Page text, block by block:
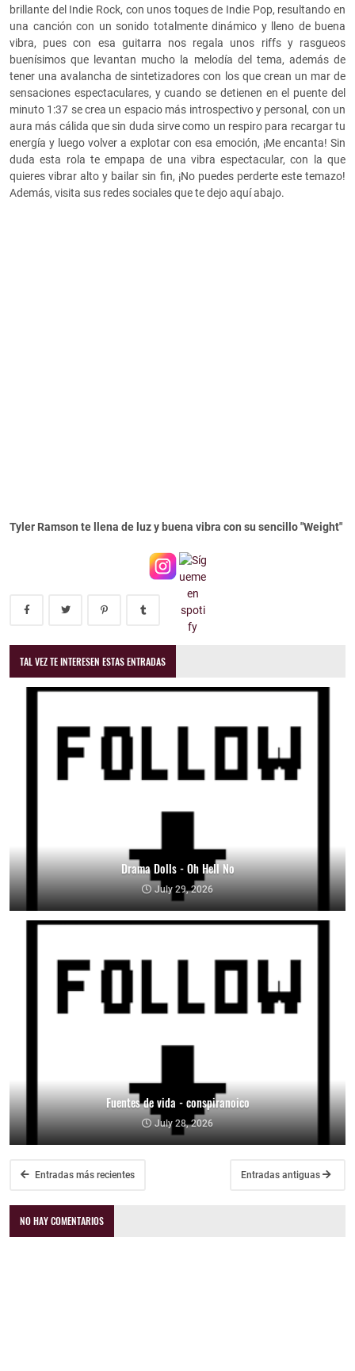
brillante del Indie Rock, con unos toques de Indie Pop, resultando en
una canción con un sonido totalmente dinámico y lleno de buena
vibra, pues con esa guitarra nos regala unos riffs y rasgueos
buenísimos que levantan mucho la melodía del tema, además de
tener una avalancha de sintetizadores con los que crean un mar de
sensaciones espectaculares, y cuando se detienen en el puente del
minuto 1:37 se crea un espacio más introspectivo y personal, con un
aura más cálida que sin duda sirve como un respiro para recargar tu
energía y luego volver a explotar con esa emoción, ¡Me encanta! Sin
duda esta rola te empapa de una vibra espectacular, con la que
quieres vibrar alto y bailar sin fin, ¡No puedes perderte este temazo!
Además, visita sus redes sociales que te dejo aquí abajo.
Tyler Ramson te llena de luz y buena vibra con su sencillo "Weight"
TAL VEZ TE INTERESEN ESTAS ENTRADAS
Drama Dolls - Oh Hell No
July 29, 2026
Fuentes de vida - conspiranoico
July 28, 2026
Entradas más recientes Entradas antiguas
NO HAY COMENTARIOS